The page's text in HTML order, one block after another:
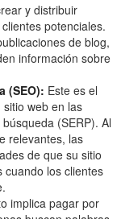
y distribuir
potenciales.
de blog,
información sobre
(SEO): Este es el
web en las
(SERP). Al
relevantes, las
de que su sitio
cuando los clientes
implica pagar por